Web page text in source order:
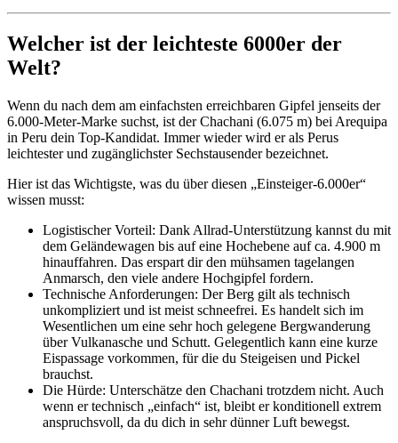
Welcher ist der leichteste 6000er der
Welt?
Wenn du nach dem am einfachsten erreichbaren Gipfel jenseits der
6.000-Meter-Marke suchst, ist der Chachani (6.075 m) bei Arequipa
in Peru dein Top-Kandidat. Immer wieder wird er als Perus
leichtester und zugänglichster Sechstausender bezeichnet.
Hier ist das Wichtigste, was du über diesen „Einsteiger-6.000er“
wissen musst:
Logistischer Vorteil: Dank Allrad-Unterstützung kannst du mit
dem Geländewagen bis auf eine Hochebene auf ca. 4.900 m
hinauffahren. Das erspart dir den mühsamen tagelangen
Anmarsch, den viele andere Hochgipfel fordern.
Technische Anforderungen: Der Berg gilt als technisch
unkompliziert und ist meist schneefrei. Es handelt sich im
Wesentlichen um eine sehr hoch gelegene Bergwanderung
über Vulkanasche und Schutt. Gelegentlich kann eine kurze
Eispassage vorkommen, für die du Steigeisen und Pickel
brauchst.
Die Hürde: Unterschätze den Chachani trotzdem nicht. Auch
wenn er technisch „einfach“ ist, bleibt er konditionell extrem
anspruchsvoll, da du dich in sehr dünner Luft bewegst.